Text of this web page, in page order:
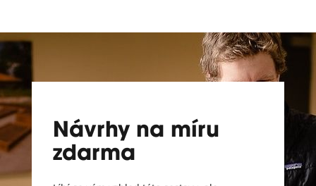
Návrhy na míru
zdarma